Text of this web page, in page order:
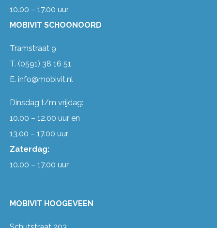
10.00 – 17.00 uur
MOBIVIT SCHOONOORD
Tramstraat 9
T. (0591) 38 16 51
E. info@mobivit.nl
Dinsdag t/m vrijdag:
10.00 – 12.00 uur en
13.00 – 17.00 uur
Zaterdag:
10.00 – 17.00 uur
MOBIVIT HOOGEVEEN